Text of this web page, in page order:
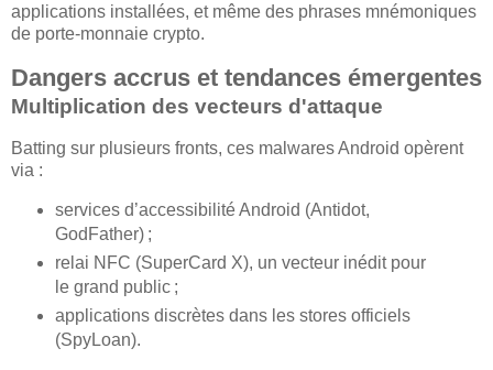
applications installées, et même des phrases mnémoniques
de porte-monnaie crypto.
Dangers accrus et tendances émergentes
Multiplication des vecteurs d'attaque
Batting sur plusieurs fronts, ces malwares Android opèrent
via :
services d’accessibilité Android (Antidot,
GodFather) ;
relai NFC (SuperCard X), un vecteur inédit pour
le grand public ;
applications discrètes dans les stores officiels
(SpyLoan).